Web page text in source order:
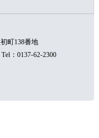
町138番地
Tel：0137-62-2300